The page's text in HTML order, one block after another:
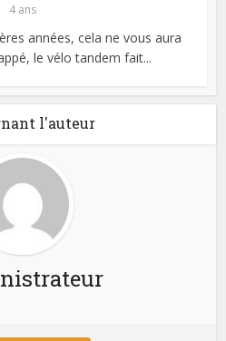
4 ans
années, cela ne vous aura
le vélo tandem fait...
l'auteur